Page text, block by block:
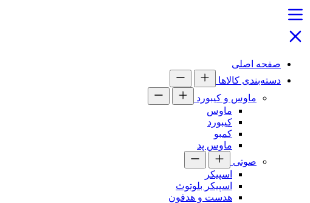
صفحه اصلی
دسته‌بندی کالاها
ماوس و کیبورد
ماوس
کیبورد
کمبو
ماوس پد
صوتی
اسپیکر
اسپیکر بلوتوث
هدست و هدفون